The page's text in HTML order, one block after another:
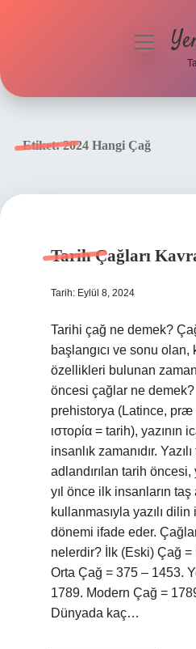
menüyü
Etiket:2024 Hangi Çağ
Tarih Çağları
Tarih: Eylül 8, 2024
Tarihi çağ ne demek?
başlangıcı ve sonu
özellikleri bulunan
öncesi çağlar ne
prehistorya (Latince, præ
ιστορία = tarih), yazının
insanlık zamanıdır.
adlandırılan tarih
yıl önce ilk insanların
kullanmasıyla yazılı dilin
dönemi ifade eder.
nelerdir? İlk (Eski) Çağ =
Orta Çağ = 375 – 1453.
1789. Modern Çağ =
Dünyada kaç…